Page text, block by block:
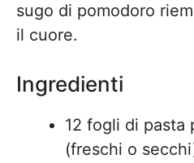
sugo di pomodoro
il cuore.
Ingredienti
12 fogli di pasta
(freschi o